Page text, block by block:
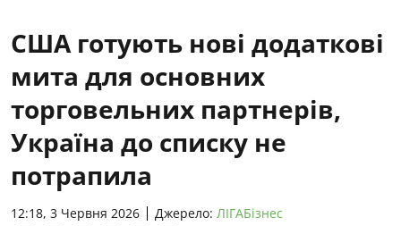
США готують нові додаткові
мита для основних
торговельних партнерів,
Україна до списку не
потрапила
12:18, 3 Червня 2026 Джерело: ЛІГАБізнес